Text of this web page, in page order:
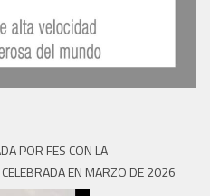
POR FES CON LA
EN MARZO DE 2026